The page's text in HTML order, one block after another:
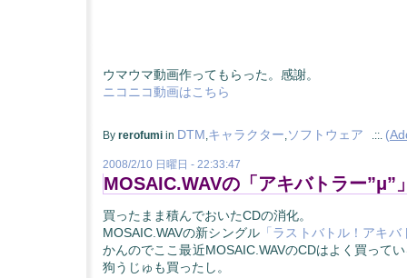
ウマウマ動画作ってもらった。感謝。
ニコニコ動画はこちら
By rerofumi in DTM キャラクター ソフトウェア .::. (
2008/2/10 日曜日 - 22:33:47
MOSAIC.WAVの「アキバトラー”μ”
買ったまま積んでおいたCDの消化。
MOSAIC.WAVの新シングル 「ラストバトル！アキバ
かんのでここ最近MOSAIC.WAVのCDはよく買って
狗うじゅも買ったし。